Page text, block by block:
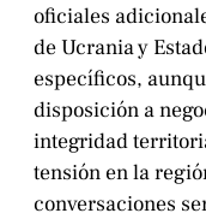
oficiales
de Ucrania y
específicos,
disposición a
integridad
tensión en la
conversaciones